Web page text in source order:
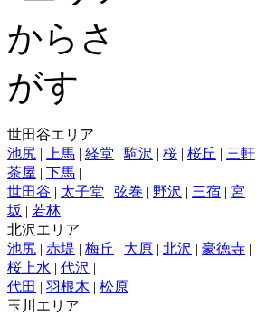
世田谷エリア
池尻 | 上馬 | 経堂 | 駒沢 | 桜 | 桜丘 | 三軒
茶屋 | 下馬 |
世田谷 | 太子堂 | 弦巻 | 野沢 | 三宿 | 宮
坂 | 若林
北沢エリア
池尻 | 赤堤 | 梅丘 | 大原 | 北沢 | 豪徳寺 |
桜上水 | 代沢 |
代田 | 羽根木 | 松原
玉川エリア